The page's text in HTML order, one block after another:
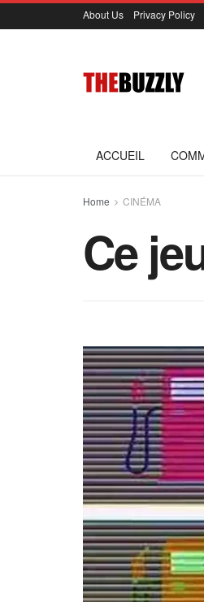
About Us Privacy Policy
ACCUEIL
Home CINÉMA
Ce